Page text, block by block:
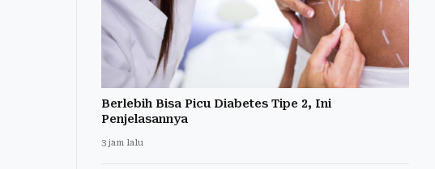
Berlebih Bisa Picu Diabetes Tipe 2, Ini
Penjelasannya
3 jam lalu